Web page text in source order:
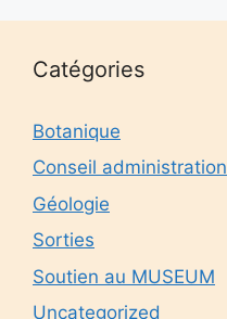
Catégories
Botanique
Conseil administration
Géologie
Sorties
Soutien au MUSEUM
Uncategorized